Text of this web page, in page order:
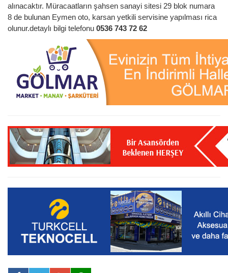
alınacaktır. Müracaatların şahsen sanayi sitesi 29 blok numara
8 de bulunan Eymen oto, karsan yetkili servisine yapılması rica
olunur.detaylı bilgi telefonu 0536 743 72 62